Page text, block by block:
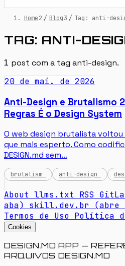
Home / Blog / Tag: anti-
TAG: ANTI-
1 post com a tag anti-design.
20 de mai. de 2026
Anti-Design e Brutalismo
Regras É o Design System
O web design brutalista voltou
que mais esperto. Como
DESIGN.md sem…
brutalism anti-design
About llms.txt RSS
aba)
skill.dev.br (abre
Termos de Uso Política
Cookies
DESIGN.MD APP —
ARQUIVOS DESIGN.MD